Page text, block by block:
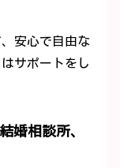
安心で自由な
サポートをし
婚相談所、